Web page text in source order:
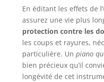
En éditant les effets de
assurez une vie plus
protection contre les
les coups et rayures,
particulière. Un piano
bien précieux qu’il
longévité de cet